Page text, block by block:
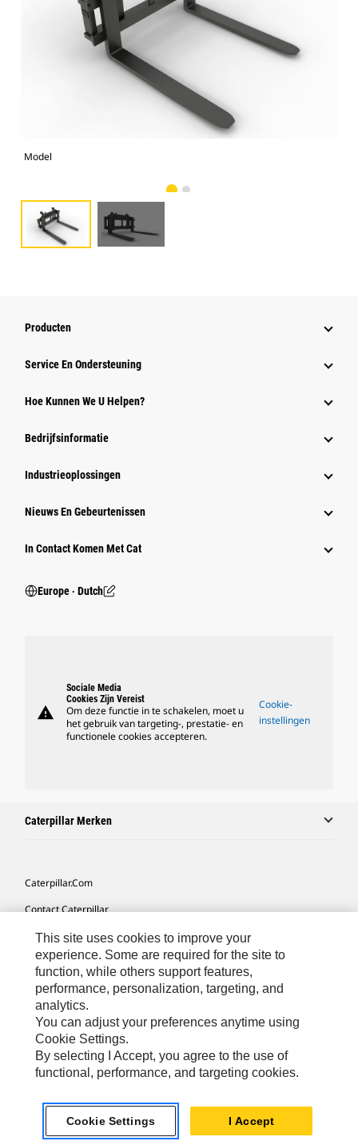
Model
Producten
Service En Ondersteuning
Hoe Kunnen We U Helpen?
Bedrijfsinformatie
Industrieoplossingen
Nieuws En Gebeurtenissen
In Contact Komen Met Cat
Europe ‧ Dutch
warning
Sociale Media
Cookies Zijn Vereist
Om deze functie in te schakelen, moet u
het gebruik van targeting-, prestatie- en
functionele cookies accepteren.
Cookie-
instellingen
Caterpillar Merken
Caterpillar.com
Contact Caterpillar
Mijn Marketingvoorkeuren
Site Map
Cookie Settings
Legal
Privacy
Europe-Dutch© 2026 Caterpillar. Alle rechten voorbehouden.
This site uses cookies to improve your
experience. Some are required for the site to
function, while others support features,
performance, personalization, targeting, and
analytics.
You can adjust your preferences anytime using
Cookie Settings.
By selecting I Accept, you agree to the use of
functional, performance, and targeting cookies.
Cookie Settings I Accept